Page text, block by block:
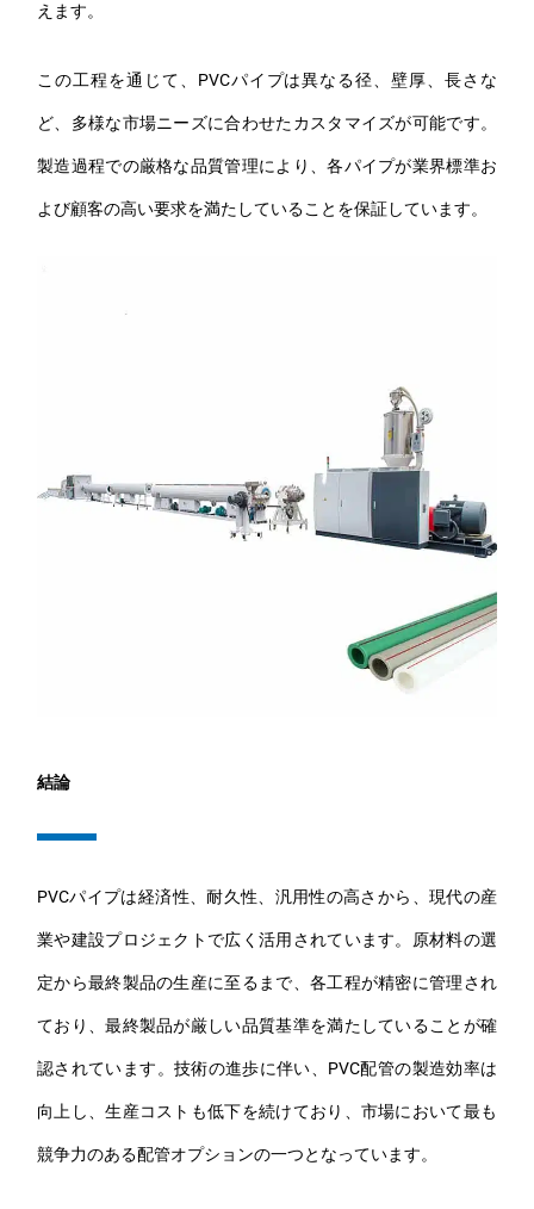
えます。
この工程を通じて、PVCパイプは異なる径、壁厚、長さな
ど、多様な市場ニーズに合わせたカスタマイズが可能です。
製造過程での厳格な品質管理により、各パイプが業界標準お
よび顧客の高い要求を満たしていることを保証しています。
結論
PVCパイプは経済性、耐久性、汎用性の高さから、現代の産
業や建設プロジェクトで広く活用されています。原材料の選
定から最終製品の生産に至るまで、各工程が精密に管理され
ており、最終製品が厳しい品質基準を満たしていることが確
認されています。技術の進歩に伴い、PVC配管の製造効率は
向上し、生産コストも低下を続けており、市場において最も
競争力のある配管オプションの一つとなっています。